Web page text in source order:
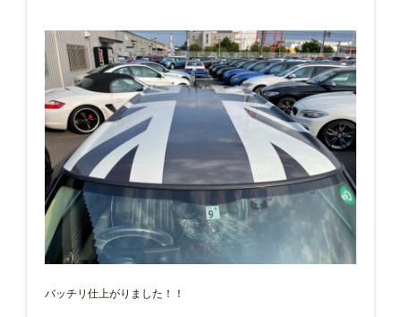
バッチリ仕上がりました！！